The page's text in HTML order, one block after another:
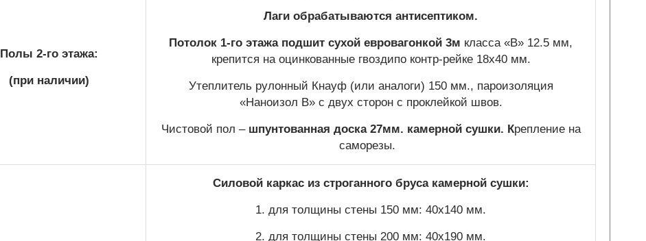
Полы 2-го этажа:
(при наличии)
Лаги обрабатываются антисептиком.
Потолок 1-го этажа подшит сухой евровагонкой 3м класса «В» 12.5 мм,
крепится на оцинкованные гвоздипо контр-рейке 18х40 мм.
Утеплитель рулонный Кнауф (или аналоги) 150 мм., пароизоляция
«Наноизол В» с двух сторон с проклейкой швов.
Чистовой пол – шпунтованная доска 27мм. камерной сушки. Крепление на
саморезы.
Силовой каркас из строганного бруса камерной сушки:
1. для толщины стены 150 мм: 40х140 мм.
2. для толщины стены 200 мм: 40х190 мм.